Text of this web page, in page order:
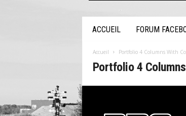
ACCUEIL FORUM
Accueil Portfolio 4 Columns With
Portfolio 4